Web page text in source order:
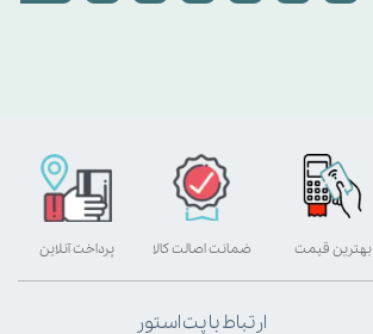
بهترین قیمت پرداخت آنلاین ضمانت اصالت کالا
ارتباط با پت استور